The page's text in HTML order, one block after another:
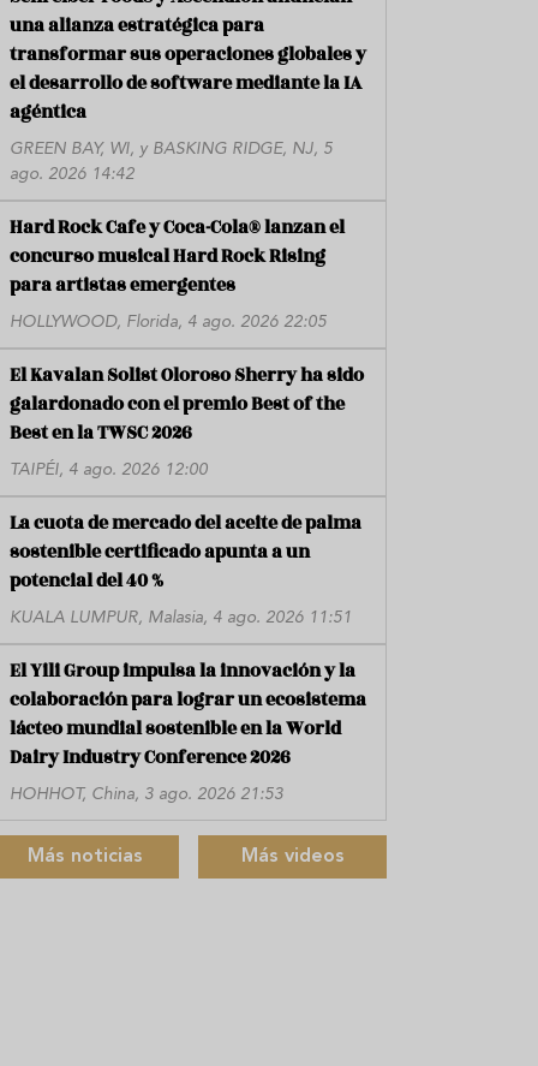
una alianza estratégica para
transformar sus operaciones globales y
el desarrollo de software mediante la IA
agéntica
GREEN BAY, WI, y BASKING RIDGE, NJ, 5
ago. 2026 14:42
Hard Rock Cafe y Coca-Cola® lanzan el
concurso musical Hard Rock Rising
para artistas emergentes
HOLLYWOOD, Florida, 4 ago. 2026 22:05
El Kavalan Solist Oloroso Sherry ha sido
galardonado con el premio Best of the
Best en la TWSC 2026
TAIPÉI, 4 ago. 2026 12:00
La cuota de mercado del aceite de palma
sostenible certificado apunta a un
potencial del 40 %
KUALA LUMPUR, Malasia, 4 ago. 2026 11:51
El Yili Group impulsa la innovación y la
colaboración para lograr un ecosistema
lácteo mundial sostenible en la World
Dairy Industry Conference 2026
HOHHOT, China, 3 ago. 2026 21:53
Más noticias Más videos